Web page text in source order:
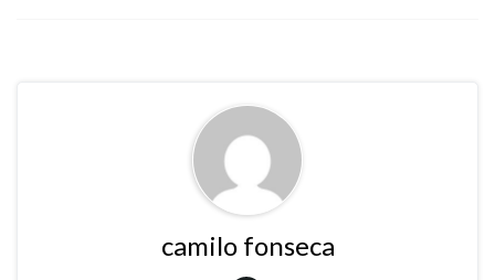
camilo fonseca